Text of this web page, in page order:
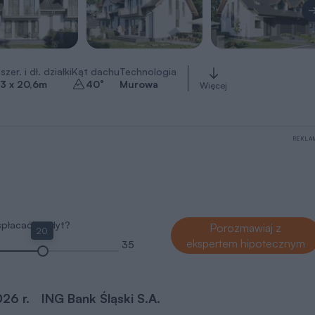
i dł. działki
x 20,6m
Kąt dachu
40°
Technologia
Murowa
Więcej
kredyt?
20
35
Porozmawiaj z
ekspertem hipotecznym
r. ING Bank Śląski S.A.